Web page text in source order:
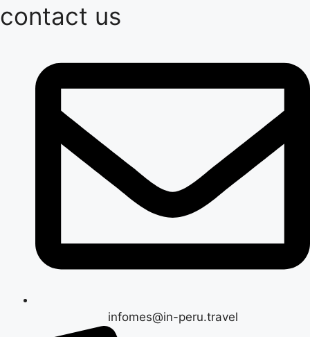
contact us
infomes@in-peru.travel